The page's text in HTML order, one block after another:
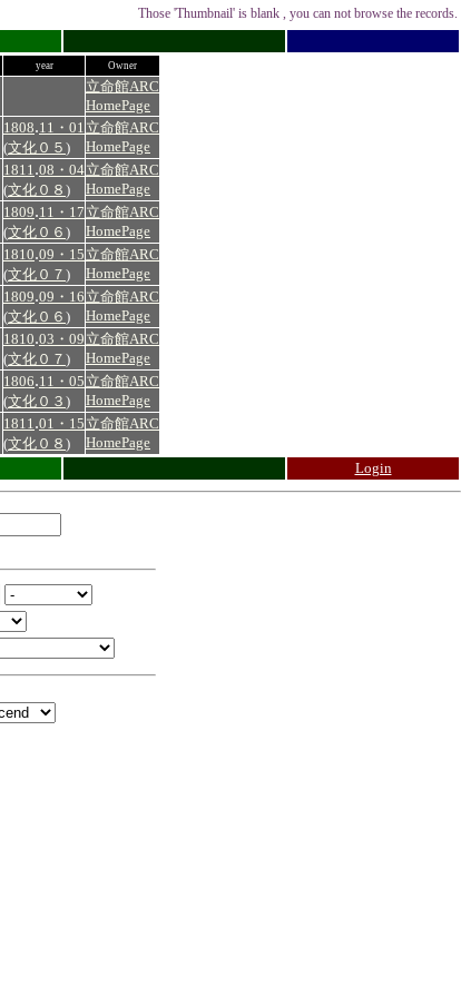
Those 'Thumbnail' is blank , you can not browse the records.
year Owner
立命館ARC
HomePage
1808.11・01
(文化０５ )
立命館ARC
HomePage
1811.08・04
(文化０８ )
立命館ARC
HomePage
1809.11・17
(文化０６ )
立命館ARC
HomePage
1810.09・15
(文化０７ )
立命館ARC
HomePage
1809.09・16
(文化０６ )
立命館ARC
HomePage
1810.03・09
(文化０７ )
立命館ARC
HomePage
1806.11・05
(文化０３ )
立命館ARC
HomePage
1811.01・15
(文化０８ )
立命館ARC
HomePage
Login